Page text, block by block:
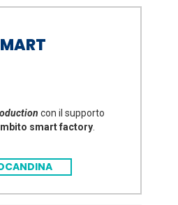
con il supporto
smart factory.